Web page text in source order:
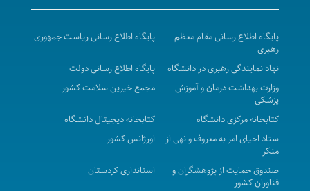
موفقیت دانشگاه
راه‌اندازی سامانه اسکای‌ روم در دانشگاه برای توسعه
زمانبندی سامانه انتقال دانشجویان علوم پزشکی جهت
نیمسال اول سال تحصیلی 1406-1405
اطلاع رسانی برگزاری دوره توانمند سازی آزمون MHLE
پیام تسلیت معاونت آموزشی دانشگاه
نیمسال اول سال تحصیلی 1405-1404
پایگاه اطلاع رسانی مقام معظم
رهبری
پایگاه اطلاع رسانی ریاست جمهوری
نهاد نمایندگی رهبری در دانشگاه
پایگاه اطلاع رسانی دولت
وزارت بهداشت درمان و آموزش
پزشکی
مجمع خیرین سلامت کشور
کتابخانه مرکزی دانشگاه
کتابخانه دیجیتال دانشگاه
ستاد احیای امر به معروف و نهی از
منکر
اورژانس کشور
صندوق حمایت از پژوهشگران و
فناوران کشور
استانداری کردستان